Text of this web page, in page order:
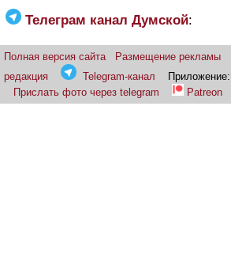
Телеграм канал Думской:
Полная версия сайта Размещение рекламы
редакция
Telegram-канал Приложение:
Прислать фото через telegram
Patreon